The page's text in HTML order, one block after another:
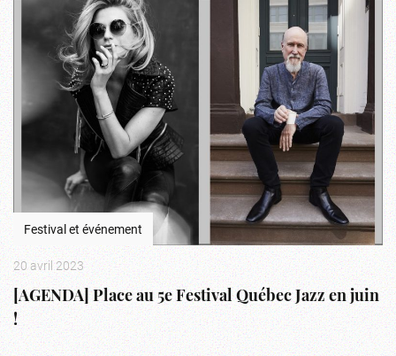
Festival et événement
20 avril 2023
[AGENDA] Place au 5e Festival Québec Jazz en juin
!